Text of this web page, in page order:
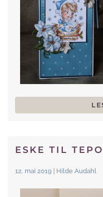
ESKE TIL
12. mai 2019 | Hilde Audahl